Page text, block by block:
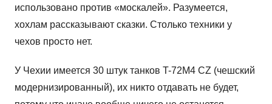
использовано против «москалей». Разумеется,
хохлам рассказывают сказки. Столько техники у
чехов просто нет.
У Чехии имеется 30 штук танков T-72M4 CZ (чешский
модернизированный), их никто отдавать не будет,